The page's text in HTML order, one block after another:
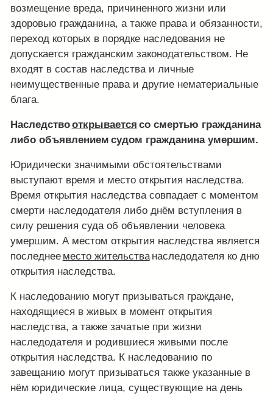
возмещение вреда, причиненного жизни или
здоровью гражданина, а также права и обязанности,
переход которых в порядке наследования не
допускается гражданским законодательством. Не
входят в состав наследства и личные
неимущественные права и другие нематериальные
блага.
Наследствооткрывается со смертью гражданина
либо объявлением судом гражданина умершим.
Юридически значимыми обстоятельствами
выступают время и место открытия наследства.
Время открытия наследства совпадает с моментом
смерти наследодателя либо днём вступления в
силу решения суда об объявлении человека
умершим. А местом открытия наследства является
последнее место жительстванаследодателя ко дню
открытия наследства.
К наследованию могут призываться граждане,
находящиеся в живых в момент открытия
наследства, а также зачатые при жизни
наследодателя и родившиеся живыми после
открытия наследства. К наследованию по
завещанию могут призываться также указанные в
нём юридические лица, существующие на день